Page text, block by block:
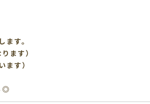
す。
ます）
す）
◎